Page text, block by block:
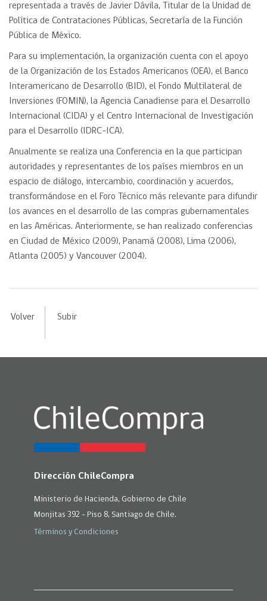
representada a través de Javier Dávila, Titular de la Unidad de
Política de Contrataciones Públicas, Secretaría de la Función
Pública de México.
Para su implementación, la organización cuenta con el apoyo
de la Organización de los Estados Americanos (OEA), el Banco
Interamericano de Desarrollo (BID), el Fondo Multilateral de
Inversiones (FOMIN), la Agencia Canadiense para el Desarrollo
Internacional (CIDA) y el Centro Internacional de Investigación
para el Desarrollo (IDRC-ICA).
Anualmente se realiza una Conferencia en la que participan
autoridades y representantes de los países miembros en un
espacio de diálogo, intercambio, coordinación y acuerdos,
transformándose en el Foro Técnico más relevante para difundir
los avances en el desarrollo de las compras gubernamentales
en las Américas. Anteriormente, se han realizado conferencias
en Ciudad de México (2009), Panamá (2008), Lima (2006),
Atlanta (2005) y Vancouver (2004).
Volver Subir
Dirección ChileCompra
Ministerio de Hacienda, Gobierno de Chile
Monjitas 392 - Piso 8, Santiago de Chile.
Términos y Condiciones